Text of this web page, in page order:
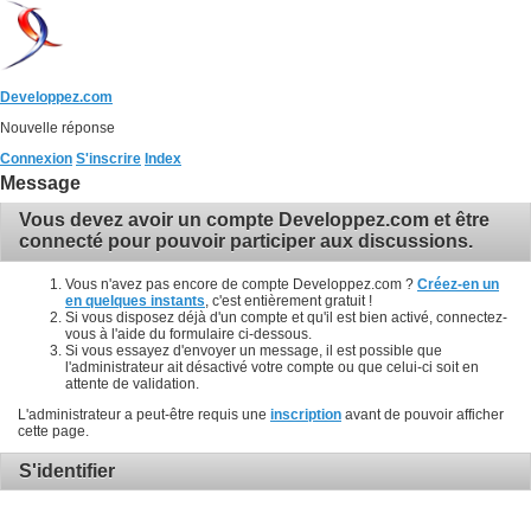
Developpez.com
Nouvelle réponse
Connexion S'inscrire Index
Message
Vous devez avoir un compte Developpez.com et être
connecté pour pouvoir participer aux discussions.
Vous n'avez pas encore de compte Developpez.com ? Créez-en un
en quelques instants , c'est entièrement gratuit !
Si vous disposez déjà d'un compte et qu'il est bien activé, connectez-
vous à l'aide du formulaire ci-dessous.
Si vous essayez d'envoyer un message, il est possible que
l'administrateur ait désactivé votre compte ou que celui-ci soit en
attente de validation.
L'administrateur a peut-être requis une inscription avant de pouvoir afficher
cette page.
S'identifier